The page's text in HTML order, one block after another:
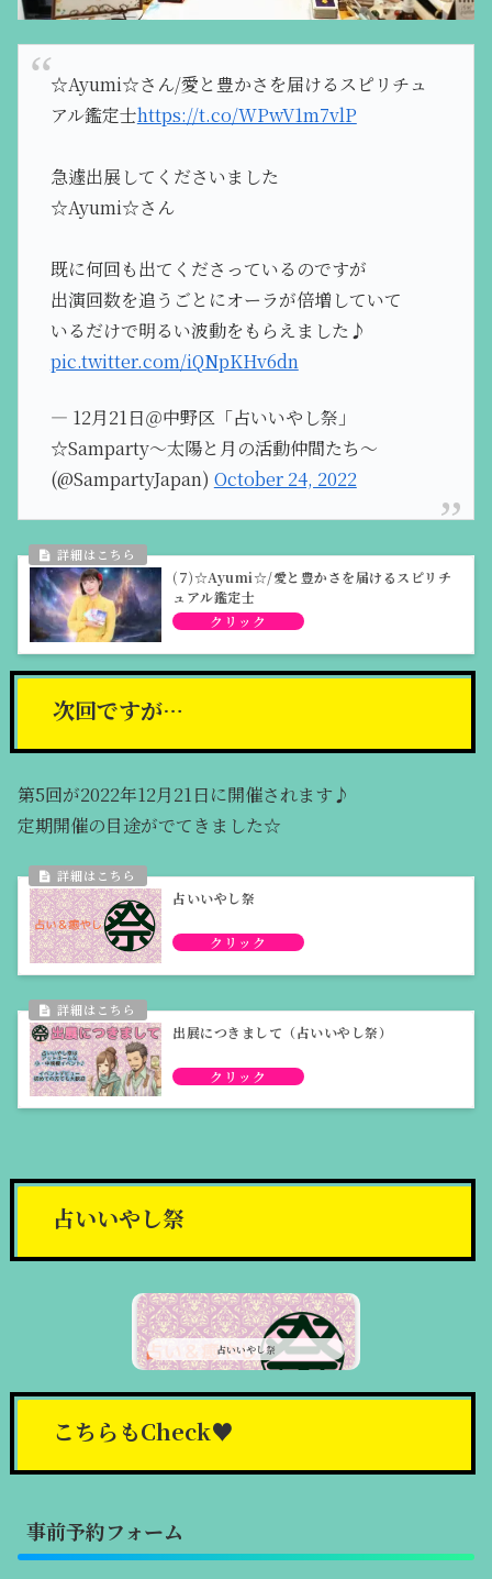
☆Ayumi☆さん/愛と豊かさを届けるスピリチュ
アル鑑定士https://t.co/WPwV1m7vlP
急遽出展してくださいました
☆Ayumi☆さん
既に何回も出てくださっているのですが
出演回数を追うごとにオーラが倍増していて
いるだけで明るい波動をもらえました♪
pic.twitter.com/iQNpKHv6dn
— 12月21日＠中野区「占いいやし祭」
☆Samparty～太陽と月の活動仲間たち～
(@SampartyJapan) October 24, 2022
(7)☆Ayumi☆/愛と豊かさを届けるスピリチ
ュアル鑑定士
次回ですが…
第5回が2022年12月21日に開催されます♪
定期開催の目途がでてきました☆
占いいやし祭
出展につきまして（占いいやし祭）
占いいやし祭
占いいやし祭
こちらもCheck♥
事前予約フォーム